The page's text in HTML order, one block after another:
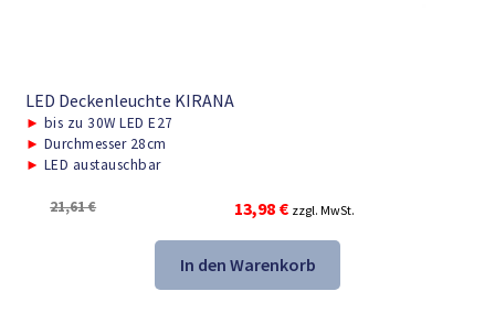
LED Deckenleuchte KIRANA
► bis zu 30W LED E27
► Durchmesser 28cm
► LED austauschbar
21,61€
Ursprünglicher
Preis
war:
21,61 €
13,98 €Aktueller
Preis
ist:
13,98 €.
zzgl. MwSt.
In den Warenkorb